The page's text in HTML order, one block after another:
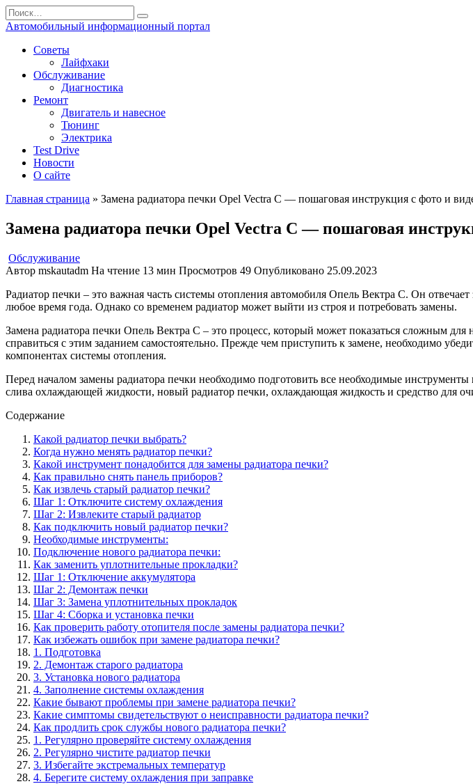
Перейти
к
Search
for:
Автомобильный информационный портал
Советы
Лайфхаки
Обслуживание
Диагностика
Ремонт
Двигатель и навесное
Тюнинг
Электрика
Test Drive
Новости
О сайте
Главная страница » Замена радиатора печки Opel Vectra С — пошаговая инструкция с фото и
Замена радиатора печки Opel Vectra С — пошаговая
Обслуживание
Автор mskautadm На чтение 13 мин Просмотров 49 Опубликовано 25.09.2023
Радиатор печки – это важная часть системы отопления автомобиля Опель Вектра С. Он
любое время года. Однако со временем радиатор может выйти из строя и потребовать замены.
Замена радиатора печки Опель Вектра С – это процесс, который может показаться сложным
справиться с этим заданием самостоятельно. Прежде чем приступить к замене, необходимо
компонентах системы отопления.
Перед началом замены радиатора печки необходимо подготовить все необходимые
слива охлаждающей жидкости, новый радиатор печки, охлаждающая жидкость и средство для
Содержание
Какой радиатор печки выбрать?
Когда нужно менять радиатор печки?
Какой инструмент понадобится для замены радиатора печки?
Как правильно снять панель приборов?
Как извлечь старый радиатор печки?
Шаг 1: Отключите систему охлаждения
Шаг 2: Извлеките старый радиатор
Как подключить новый радиатор печки?
Необходимые инструменты:
Подключение нового радиатора печки:
Как заменить уплотнительные прокладки?
Шаг 1: Отключение аккумулятора
Шаг 2: Демонтаж печки
Шаг 3: Замена уплотнительных прокладок
Шаг 4: Сборка и установка печки
Как проверить работу отопителя после замены радиатора печки?
Как избежать ошибок при замене радиатора печки?
1. Подготовка
2. Демонтаж старого радиатора
3. Установка нового радиатора
4. Заполнение системы охлаждения
Какие бывают проблемы при замене радиатора печки?
Какие симптомы свидетельствуют о неисправности радиатора печки?
Как продлить срок службы нового радиатора печки?
1. Регулярно проверяйте систему охлаждения
2. Регулярно чистите радиатор печки
3. Избегайте экстремальных температур
4. Берегите систему охлаждения при заправке